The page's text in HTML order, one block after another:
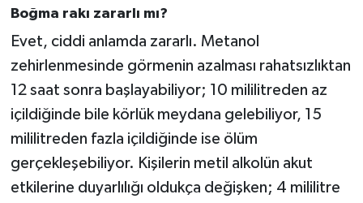
Boğma rakı zararlı mı?
Evet, ciddi anlamda zararlı. Metanol
zehirlenmesinde görmenin azalması rahatsızlıktan
12 saat sonra başlayabiliyor; 10 mililitreden az
içildiğinde bile körlük meydana gelebiliyor, 15
mililitreden fazla içildiğinde ise ölüm
gerçekleşebiliyor. Kişilerin metil alkolün akut
etkilerine duyarlılığı oldukça değişken; 4 mililitre